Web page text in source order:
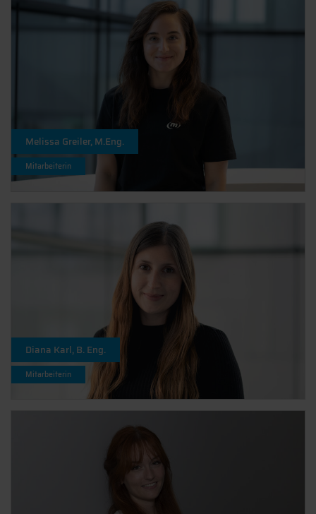
Melissa Greiler, M.Eng.
Mitarbeiterin
Diana Karl, B. Eng.
Mitarbeiterin